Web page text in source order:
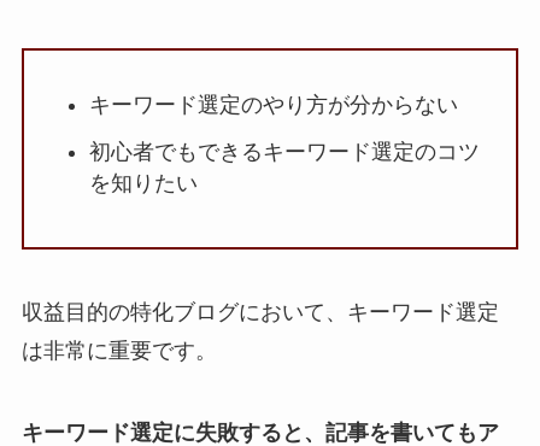
キーワード選定のやり方が分からない
初心者でもできるキーワード選定のコツ
を知りたい
収益目的の特化ブログにおいて、キーワード選定
は非常に重要です。
キーワード選定に失敗すると、記事を書いてもア